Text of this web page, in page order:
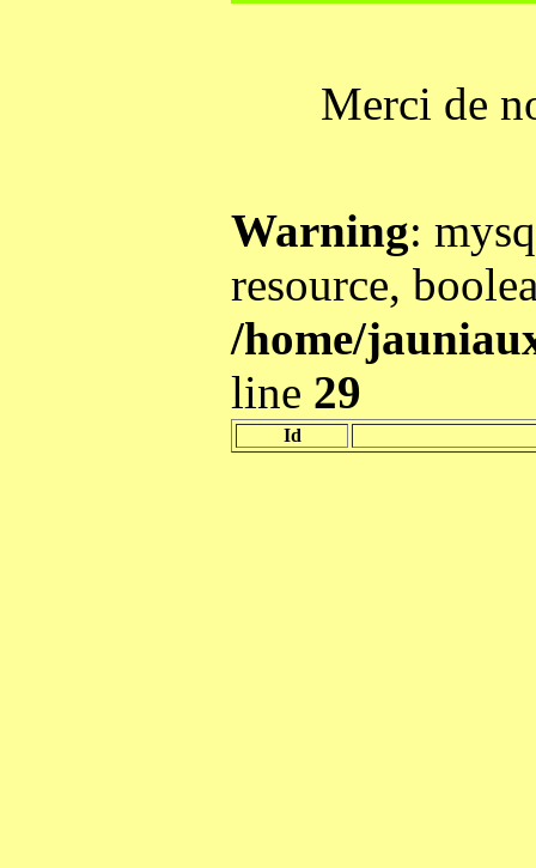
Merci de
Warning:
resource,
/home/
line 29
Id